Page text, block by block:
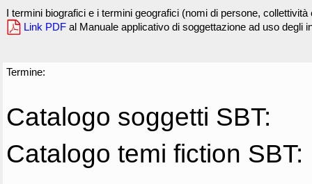
I termini biografici e i termini geografici (nomi di persone,
Link PDF al Manuale applicativo di soggettazione ad uso degli
Termine:
Catalogo soggetti SBT:
Catalogo temi fiction SBT: